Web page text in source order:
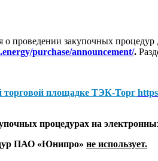
о проведении закупочных
purchase/announcement/.
торговой площадке ТЭК-Торг
процедурах на
ПАО «Юнипро» не использует.